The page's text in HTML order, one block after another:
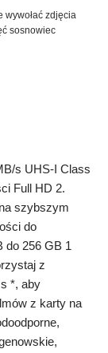
wywołać zdjęcia
sosnowiec
s UHS-I Class
Full HD 2.
szybszym
do
do 256 GB 1
z
*, aby
z karty na